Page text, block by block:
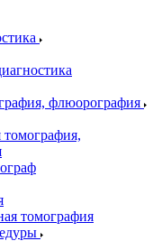
флюорография
томография